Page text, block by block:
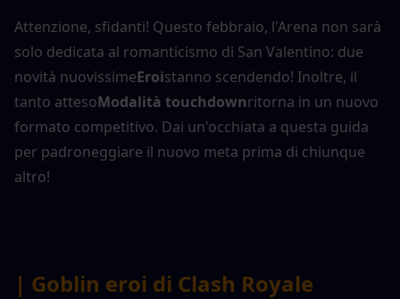
Attenzione, sfidanti! Questo febbraio, l'Arena non sarà
solo dedicata al romanticismo di San Valentino: due
novità nuovissimeEroistanno scendendo! Inoltre, il
tanto attesoModalità touchdownritorna in un nuovo
formato competitivo. Dai un'occhiata a questa guida
per padroneggiare il nuovo meta prima di chiunque
altro!
| Goblin eroi di Clash Royale